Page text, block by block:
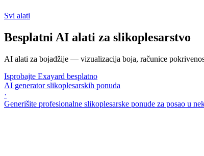
Svi alati
Besplatni AI alati za slikoplesarstvo
AI alati za bojadžije — vizualizacija boja, računice
Isprobajte Exayard besplatno
AI generator slikoplesarskih ponuda
·
Generišite profesionalne slikoplesarske ponude za posao u